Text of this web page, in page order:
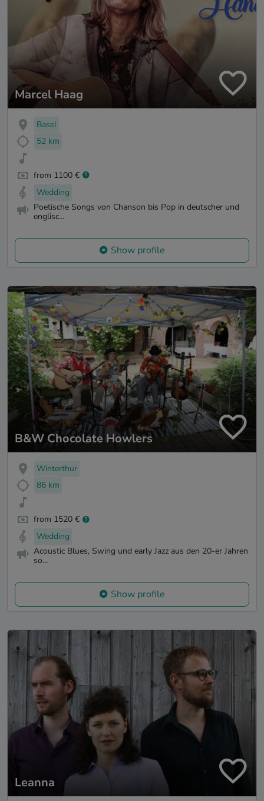
Marcel Haag
Basel
52 km
from 1100 €
Wedding
Poetische Songs von Chanson bis Pop in deutscher und
englisc...
Show profile
B&W Chocolate Howlers
Winterthur
86 km
from 1520 €
Wedding
Acoustic Blues, Swing und early Jazz aus den 20-er Jahren
so...
Show profile
Leanna